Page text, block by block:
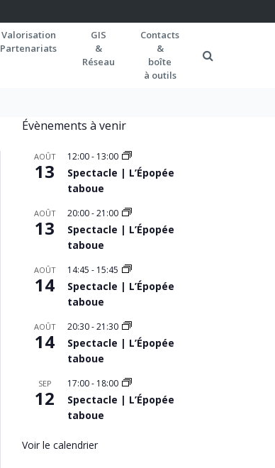
Valorisation
Partenariats
GIS
&
Réseau
Contacts
&
boîte
à outils
Évènements à venir
AOÛT
13
12:00- 13:00
Spectacle | L’Épopée
taboue
AOÛT
13
20:00-21:00
Spectacle | L’Épopée
taboue
AOÛT
14
14:45 - 15:45
Spectacle | L’Épopée
taboue
AOÛT
14
20:30-21:30
Spectacle | L’Épopée
taboue
SEP
12
17:00- 18:00
Spectacle | L’Épopée
taboue
Voir le calendrier